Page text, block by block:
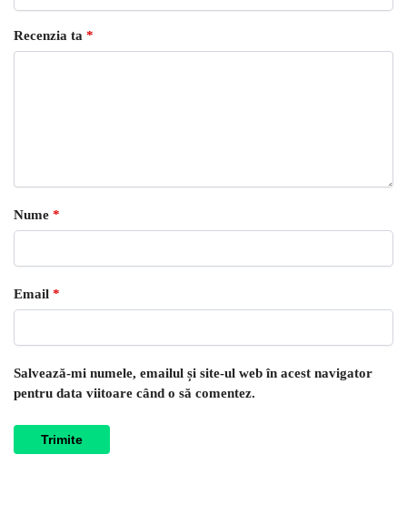
Recenzia ta *
Nume *
Email *
Salvează-mi numele, emailul și site-ul web în acest navigator
pentru data viitoare când o să comentez.